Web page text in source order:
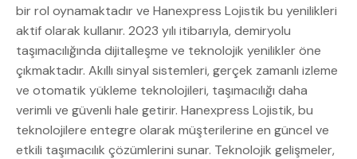
bir rol oynamaktadır ve Hanexpress Lojistik bu yenilikleri
aktif olarak kullanır. 2023 yılı itibarıyla, demiryolu
taşımacılığında dijitalleşme ve teknolojik yenilikler öne
çıkmaktadır. Akıllı sinyal sistemleri, gerçek zamanlı izleme
ve otomatik yükleme teknolojileri, taşımacılığı daha
verimli ve güvenli hale getirir. Hanexpress Lojistik, bu
teknolojilere entegre olarak müşterilerine en güncel ve
etkili taşımacılık çözümlerini sunar. Teknolojik gelişmeler,